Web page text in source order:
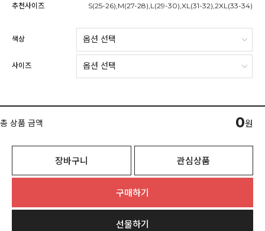
추천사이즈
S(25-26),M(27-28),L(29-30),XL(31-32),2XL(33-34)
색상
사이즈
총 상품 금액 0원
장바구니 관심상품
구매하기
선물하기